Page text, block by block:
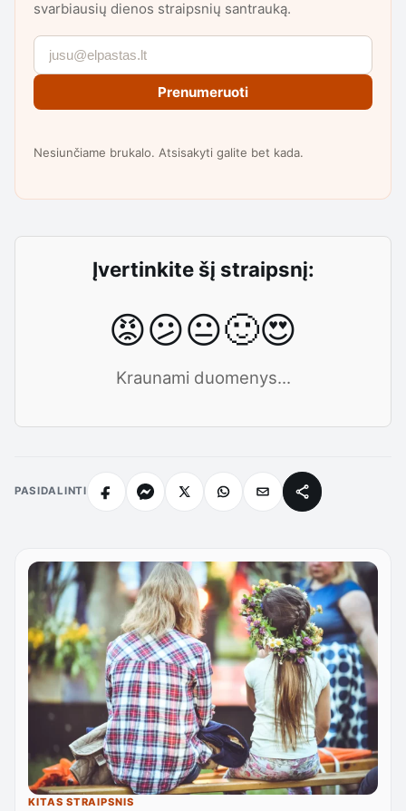
svarbiausių dienos straipsnių santrauką.
Prenumeruoti
Nesiunčiame brukalo. Atsisakyti galite bet kada.
Įvertinkite šį straipsnį:
😡😕😐🙂😍
Kraunami duomenys...
PASIDALINTI
KITAS STRAIPSNIS